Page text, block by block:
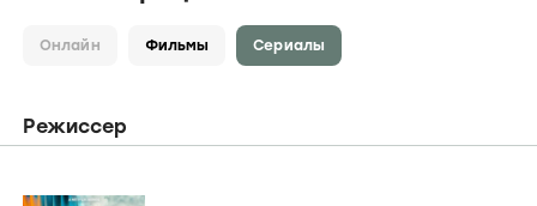
Онлайн Фильмы Сериалы
Режиссер